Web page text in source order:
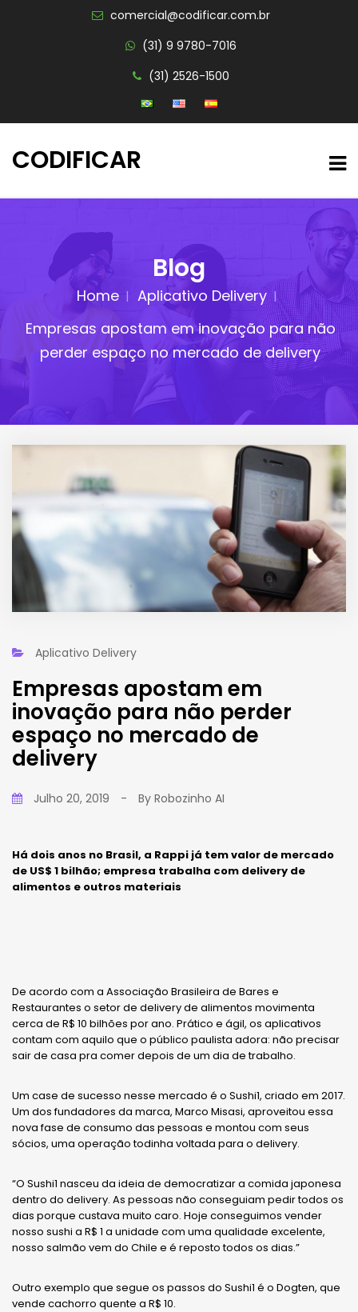
comercial@codificar.com.br
(31) 9 9780-7016
(31) 2526-1500
CODIFICAR
Blog
Home
Aplicativo Delivery
Empresas apostam em inovação para não
perder espaço no mercado de delivery
Aplicativo Delivery
Empresas apostam em
inovação para não perder
espaço no mercado de
delivery
Julho 20, 2019 - By Robozinho AI
Há dois anos no Brasil, a Rappi já tem valor de mercado
de US$ 1 bilhão; empresa trabalha com delivery de
alimentos e outros materiais
De acordo com a Associação Brasileira de Bares e
Restaurantes o setor de delivery de alimentos movimenta
cerca de R$ 10 bilhões por ano. Prático e ágil, os aplicativos
contam com aquilo que o público paulista adora: não precisar
sair de casa pra comer depois de um dia de trabalho.
Um case de sucesso nesse mercado é o Sushi1, criado em 2017.
Um dos fundadores da marca, Marco Misasi, aproveitou essa
nova fase de consumo das pessoas e montou com seus
sócios, uma operação todinha voltada para o delivery.
“O Sushi1 nasceu da ideia de democratizar a comida japonesa
dentro do delivery. As pessoas não conseguiam pedir todos os
dias porque custava muito caro. Hoje conseguimos vender
nosso sushi a R$ 1 a unidade com uma qualidade excelente,
nosso salmão vem do Chile e é reposto todos os dias.”
Outro exemplo que segue os passos do Sushi1 é o Dogten, que
vende cachorro quente a R$ 10.